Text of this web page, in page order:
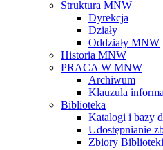
Struktura MNW
Dyrekcja
Działy
Oddziały MNW
Historia MNW
PRACA W MNW
Archiwum
Klauzula
Biblioteka
Katalogi i bazy
Udostępnianie
Zbiory